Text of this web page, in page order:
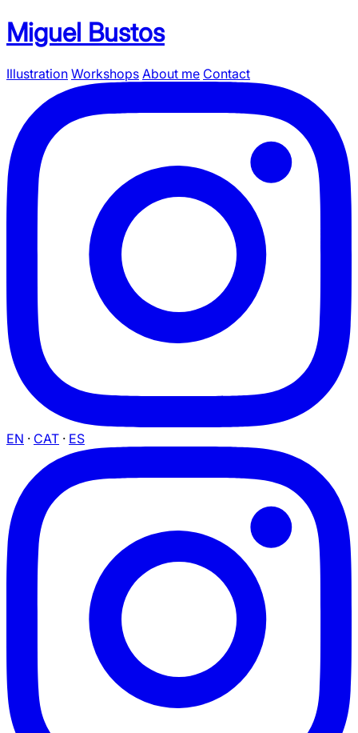
Miguel Bustos
Illustration Workshops About me Contact
EN · CAT · ES